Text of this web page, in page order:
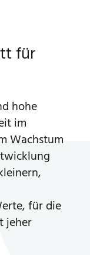
für
hohe
im
Wachstum
für die
jeher